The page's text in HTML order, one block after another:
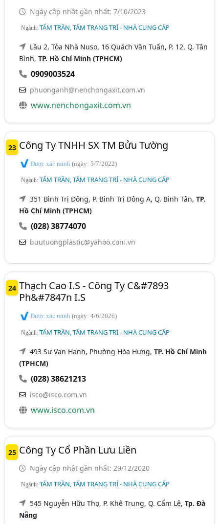
Ngày cập nhật gần nhất: 7/10/2023
Ngành:TẤM TRẦN, TẤM TRANG TRÍ - NHÀ CUNG CẤP
Lầu 2, Tòa Nhà Nuso, 16 Quách Văn Tuấn, P. 12, Q. Tân
Bình,TP. Hồ Chí Minh (TPHCM)
0909003524
phuonganh@nenchongaxit.com.vn
www.nenchongaxit.com.vn
23 Công Ty TNHH SX TM Bửu Tường
Được xác minh(ngày: 5/7/2022)
Ngành:TẤM TRẦN, TẤM TRANG TRÍ - NHÀ CUNG CẤP
351 Bình Trị Đông, P. Bình Trị Đông A, Q. Bình Tân,TP.
Hồ Chí Minh (TPHCM)
(028) 38774070
buutuongplastic@yahoo.com.vn
24 Thạch Cao I.S - Công Ty C&#7893
Ph&#7847n I.S
Được xác minh(ngày: 4/6/2026)
Ngành:TẤM TRẦN, TẤM TRANG TRÍ - NHÀ CUNG CẤP
493 Sư Vạn Hạnh, Phường Hòa Hưng,TP. Hồ Chí Minh
(TPHCM)
(028) 38621213
isco@isco.com.vn
www.isco.com.vn
25 Công Ty Cổ Phần Lưu Liền
Ngày cập nhật gần nhất: 29/12/2020
Ngành:TẤM TRẦN, TẤM TRANG TRÍ - NHÀ CUNG CẤP
545 Nguyễn Hữu Thọ, P. Khê Trung, Q. Cẩm Lệ,Tp. Đà
Nẵng